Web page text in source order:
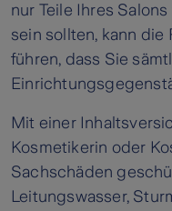
nur Teile Ihres
sein sollten, kann
führen, dass Sie
Mit einer
Kosmetikerin oder
Sachschäden
Leitungswasser,